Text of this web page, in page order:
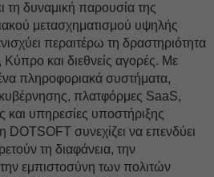
τη δυναμική παρουσία της
μετασχηματισμού υψηλής
περαιτέρω τη δραστηριότητα
Κύπρο και διεθνείς αγορές. Με
πληροφοριακά συστήματα,
πλατφόρμες SaaS,
και υπηρεσίες υποστήριξης
συνεχίζει να επενδύει
τη διαφάνεια, την
την εμπιστοσύνη των πολιτών